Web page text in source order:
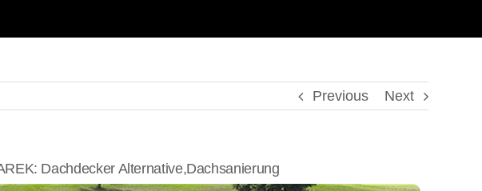
Previous Next
Dachdecker Alternative,Dachsanierung